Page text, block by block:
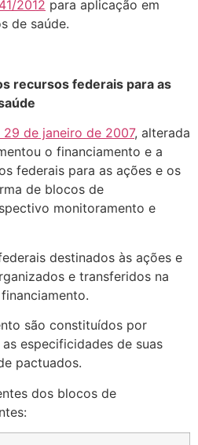
2012 para aplicação em
de saúde.
recursos federais para as
de janeiro de 2007, alterada
o financiamento e a
federais para as ações e os
de blocos de
monitoramento e
destinados às ações e
e transferidos na
são constituídos por
especificidades de suas
pactuados.
dos blocos de